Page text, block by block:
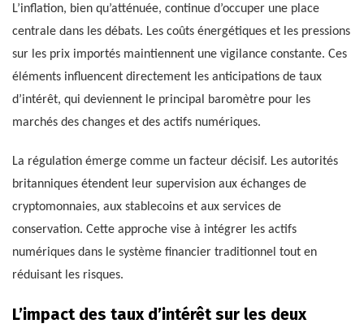
L’inflation, bien qu’atténuée, continue d’occuper une place
centrale dans les débats. Les coûts énergétiques et les pressions
sur les prix importés maintiennent une vigilance constante. Ces
éléments influencent directement les anticipations de taux
d’intérêt, qui deviennent le principal baromètre pour les
marchés des changes et des actifs numériques.
La régulation émerge comme un facteur décisif. Les autorités
britanniques étendent leur supervision aux échanges de
cryptomonnaies, aux stablecoins et aux services de
conservation. Cette approche vise à intégrer les actifs
numériques dans le système financier traditionnel tout en
réduisant les risques.
L’impact des taux d’intérêt sur les deux